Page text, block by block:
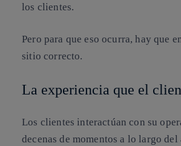
los clientes.
Pero para que eso ocurra, hay que
sitio correcto.
La experiencia que el
Los clientes interactúan con su
decenas de momentos a lo largo del